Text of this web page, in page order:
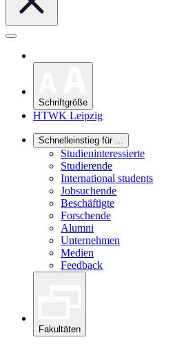
Schriftgröße
HTWK Leipzig
Schnelleinstieg für ...
Studieninteressierte
Studierende
International students
Jobsuchende
Beschäftigte
Forschende
Alumni
Unternehmen
Medien
Feedback
Fakultäten